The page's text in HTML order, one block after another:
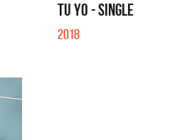
TU YO - SINGLE
2018